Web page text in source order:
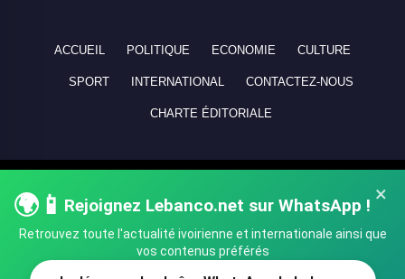
×
🌍📱 Rejoignez Lebanco.net sur WhatsApp !
Retrouvez toute l'actualité ivoirienne et internationale ainsi que
vos contenus préférés
ACCUEIL POLITIQUE ECONOMIE CULTURE
SPORT INTERNATIONAL CONTACTEZ-NOUS
CHARTE ÉDITORIALE
réservés - All rights reserved.